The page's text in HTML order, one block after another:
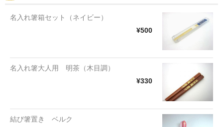
名入れ箸箱セット（ネイビー）
¥500
名入れ箸大人用 明茶（木目調）
¥330
結び箸置き ベルク